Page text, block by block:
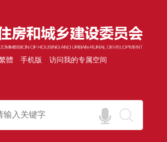
體 手机版 访问我的专属空间